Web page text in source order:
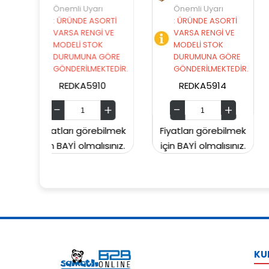
Önemli Uyarı
:ÜRÜNDE ASORTİ
VARSA RENGİ VE
MODELİ STOK
DURUMUNA GÖRE
GÖNDERİLMEKTEDİR.
REDKA5914
Fiyatları görebilmek
için BAYİ olmalısınız.
Önemli Uyarı
: ÜRÜNDE ASORTİ
VARSA RENGİ VE
MODELİ STOK
DURUMUNA GÖRE
SUNMAN00006049
Fiyatları
için BAYİ